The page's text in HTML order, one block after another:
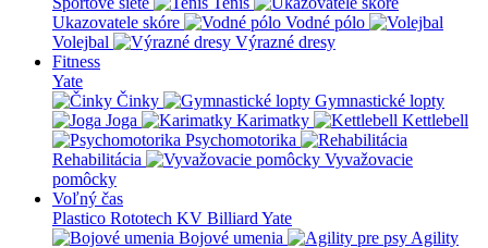
Ukazovatele skóre
Vodné pólo
Volejbal
Výrazné dresy
Fitness
Yate
Činky
Gymnastické lopty
Joga
Karimatky
Kettlebell
Psychomotorika
Rehabilitácia
Vyvažovacie
pomôcky
Voľný čas
Plastico Rototech KV Billiard Yate
Bojové umenia
Agility